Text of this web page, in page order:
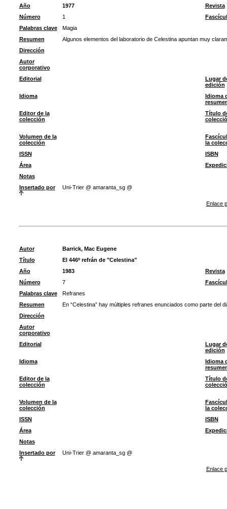
Año
1977
Revista
Número
1
Palabras clave
Magia
Resumen
Algunos elementos del laboratorio de Celestina apuntan muy
Dirección
Autor
corporativo
Editorial
Lugar
edición
Idioma
Idioma
Editor de la
colección
Título
Volumen de la
colección
la
ISSN
ISBN
Área
Notas
Insertado por
Uni-Trier @ amaranta_sg @
Enlace
Autor
Barrick, Mac Eugene
Título
El 446º refrán de "Celestina"
Año
1983
Revista
Número
7
Palabras clave
Refranes
Resumen
En “Celestina” hay múltiples refranes enunciados como parte
Dirección
Autor
corporativo
Editorial
Lugar
edición
Idioma
Idioma
Editor de la
colección
Título
Volumen de la
colección
la
ISSN
ISBN
Área
Notas
Insertado por
Uni-Trier @ amaranta_sg @
Enlace